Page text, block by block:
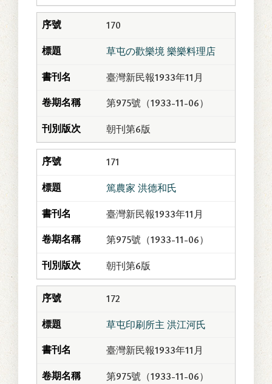
170
草屯の歡樂境 樂樂料理店
臺灣新民報1933年11月
第975號（1933-11-06）
朝刊第6版
171
篤農家 洪德和氏
臺灣新民報1933年11月
第975號（1933-11-06）
朝刊第6版
172
草屯印刷所主 洪江河氏
臺灣新民報1933年11月
第975號（1933-11-06）